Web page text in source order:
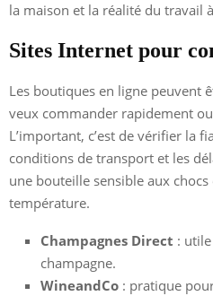
la maison et la réalité du travail
Sites Internet pour
Les boutiques en ligne peuvent
veux commander rapidement
L’important, c’est de vérifier la
conditions de transport et les
une bouteille sensible aux
température.
Champagnes Direct :
champagne.
WineandCo : pratique